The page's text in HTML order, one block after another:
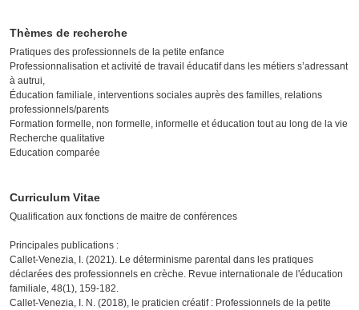
Thèmes de recherche
Pratiques des professionnels de la petite enfance
Professionnalisation et activité de travail éducatif dans les métiers s’adressant
à autrui,
Éducation familiale, interventions sociales auprès des familles, relations
professionnels/parents
Formation formelle, non formelle, informelle et éducation tout au long de la vie
Recherche qualitative
Education comparée
Curriculum Vitae
Qualification aux fonctions de maitre de conférences
Principales publications :
Callet-Venezia, I. (2021). Le déterminisme parental dans les pratiques
déclarées des professionnels en crèche. Revue internationale de l'éducation
familiale, 48(1), 159-182.
Callet-Venezia, I. N. (2018), le praticien créatif : Professionnels de la petite